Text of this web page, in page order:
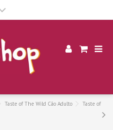
Taste of The Wild Cão Adulto
Taste of